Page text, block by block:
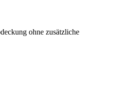
ohne zusätzliche